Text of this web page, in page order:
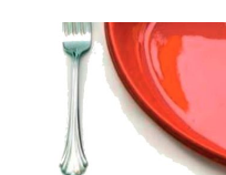
Ayuntamiento
Casariche
(Sevilla)